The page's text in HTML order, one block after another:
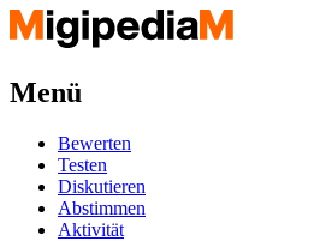
Menü
Bewerten
Testen
Diskutieren
Abstimmen
Aktivität